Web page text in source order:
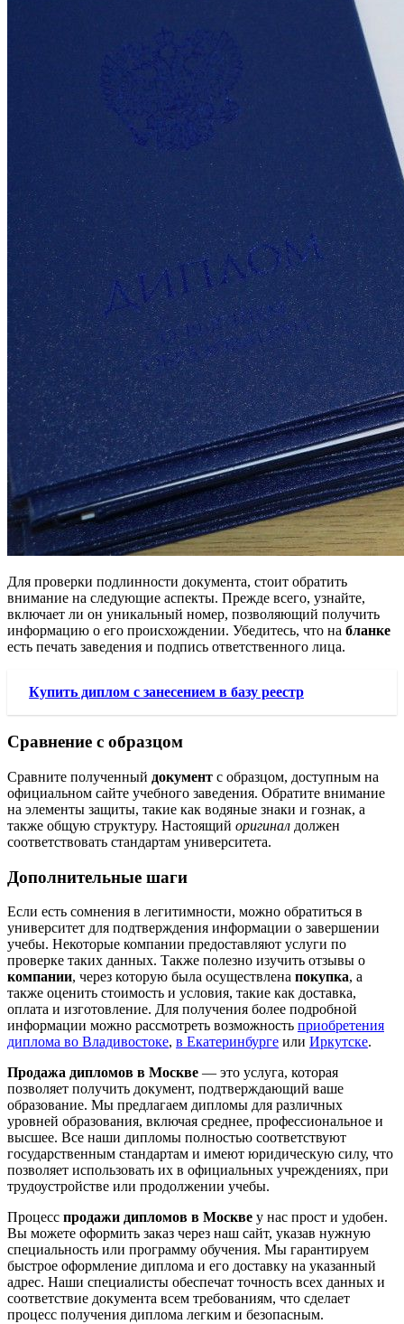
Для проверки подлинности документа, стоит обратить
внимание на следующие аспекты. Прежде всего, узнайте,
включает ли он уникальный номер, позволяющий получить
информацию о его происхождении. Убедитесь, что на бланке
есть печать заведения и подпись ответственного лица.
Купить диплом с занесением в базу реестр
Сравнение с образцом
Сравните полученный документ с образцом, доступным на
официальном сайте учебного заведения. Обратите внимание
на элементы защиты, такие как водяные знаки и гознак, а
также общую структуру. Настоящий оригинал должен
соответствовать стандартам университета.
Дополнительные шаги
Если есть сомнения в легитимности, можно обратиться в
университет для подтверждения информации о завершении
учебы. Некоторые компании предоставляют услуги по
проверке таких данных. Также полезно изучить отзывы о
компании, через которую была осуществлена покупка, а
также оценить стоимость и условия, такие как доставка,
оплата и изготовление. Для получения более подробной
информации можно рассмотреть возможность приобретения
диплома во Владивостоке, в Екатеринбурге или Иркутске.
Продажа дипломов в Москве — это услуга, которая
позволяет получить документ, подтверждающий ваше
образование. Мы предлагаем дипломы для различных
уровней образования, включая среднее, профессиональное и
высшее. Все наши дипломы полностью соответствуют
государственным стандартам и имеют юридическую силу, что
позволяет использовать их в официальных учреждениях, при
трудоустройстве или продолжении учебы.
Процесс продажи дипломов в Москве у нас прост и удобен.
Вы можете оформить заказ через наш сайт, указав нужную
специальность или программу обучения. Мы гарантируем
быстрое оформление диплома и его доставку на указанный
адрес. Наши специалисты обеспечат точность всех данных и
соответствие документа всем требованиям, что сделает
процесс получения диплома легким и безопасным.